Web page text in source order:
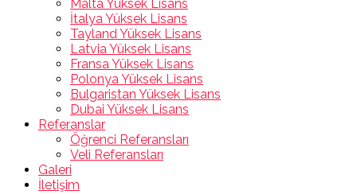
Malta Yüksek Lisans
İtalya Yüksek Lisans
Tayland Yüksek Lisans
Latvia Yüksek Lisans
Fransa Yüksek Lisans
Polonya Yüksek Lisans
Bulgaristan Yüksek Lisans
Dubai Yüksek Lisans
Referanslar
Öğrenci Referansları
Veli Referansları
Galeri
İletişim